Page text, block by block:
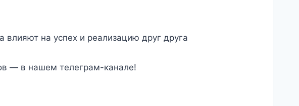
на успех и реализацию друг друга
— в нашем телеграм-канале!